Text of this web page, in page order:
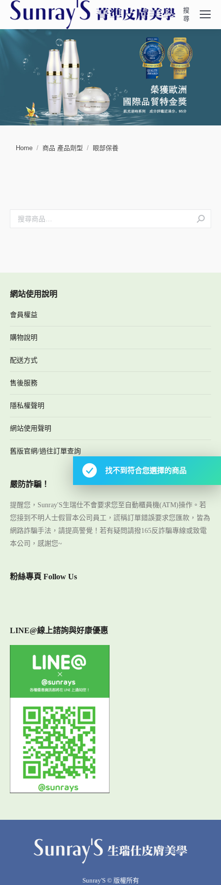
Search:
搜
尋
You are here:
Home 商品 產品劑型 眼部保養
找不到符合您選擇的商品
網站使用說明
會員權益
購物說明
配送方式
售後服務
隱私權聲明
網站使用聲明
舊版官網/過往訂單查詢
嚴防詐騙！
提醒您，Sunray'S生瑞仕不會要求您至自動櫃員機(ATM)操作。若
您接到不明人士假冒本公司員工，謊稱訂單錯誤要求您匯款，皆為
網路詐騙手法，請提高警覺！若有疑問請撥165反詐騙專線或致電
本公司，感謝您~
粉絲專頁 Follow Us
LINE@線上諮詢與好康優惠
Sunray'S © 版權所有